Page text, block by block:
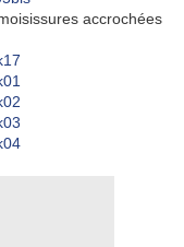
accrochées